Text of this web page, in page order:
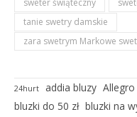
sweter świąteczny
tanie swetry damskie
zara swetrym Markowe
24hurt addia bluzy Allegro
bluzki do 50 zł bluzki na